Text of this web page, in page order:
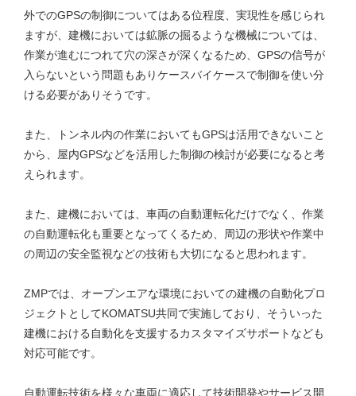
外でのGPSの制御についてはある位程度、実現性を感じられ
ますが、建機においては鉱脈の掘るような機械については、
作業が進むにつれて穴の深さが深くなるため、GPSの信号が
入らないという問題もありケースバイケースで制御を使い分
ける必要がありそうです。
また、トンネル内の作業においてもGPSは活用できないこと
から、屋内GPSなどを活用した制御の検討が必要になると考
えられます。
また、建機においては、車両の自動運転化だけでなく、作業
の自動運転化も重要となってくるため、周辺の形状や作業中
の周辺の安全監視などの技術も大切になると思われます。
ZMPでは、オープンエアな環境においての建機の自動化プロ
ジェクトとしてKOMATSU共同で実施しており、そういった
建機における自動化を支援するカスタマイズサポートなども
対応可能です。
自動運転技術を様々な車両に適応して技術開発やサービス開